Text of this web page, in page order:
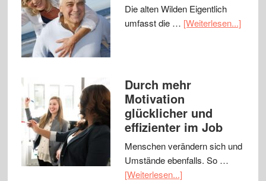
Die alten Wilden Eigentlich
umfasst die … [Weiterlesen...]
Durch mehr
Motivation
glücklicher und
effizienter im Job
Menschen verändern sich und
Umstände ebenfalls. So …
[Weiterlesen...]